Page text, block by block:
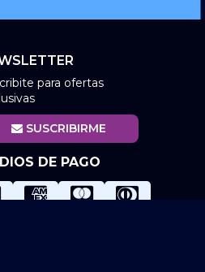
para ofertas
SUSCRIBIRME
DE PAGO